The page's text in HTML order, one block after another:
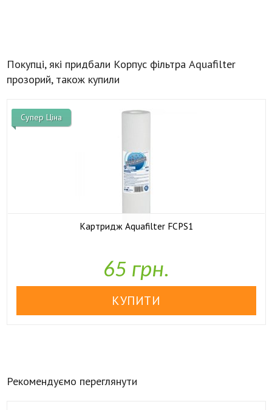
Покупці, які придбали Корпус фільтра Aquafilter
прозорий, також купили
Супер Ціна
Картридж Aquafilter FCPS1
65 грн.
Рекомендуємо переглянути